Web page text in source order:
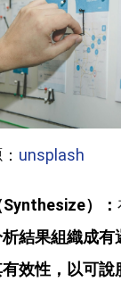
unsplash
）：
結果組織成有
效性，以可說